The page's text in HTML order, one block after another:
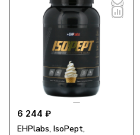
6 244 ₽
EHPlabs, IsoPept,